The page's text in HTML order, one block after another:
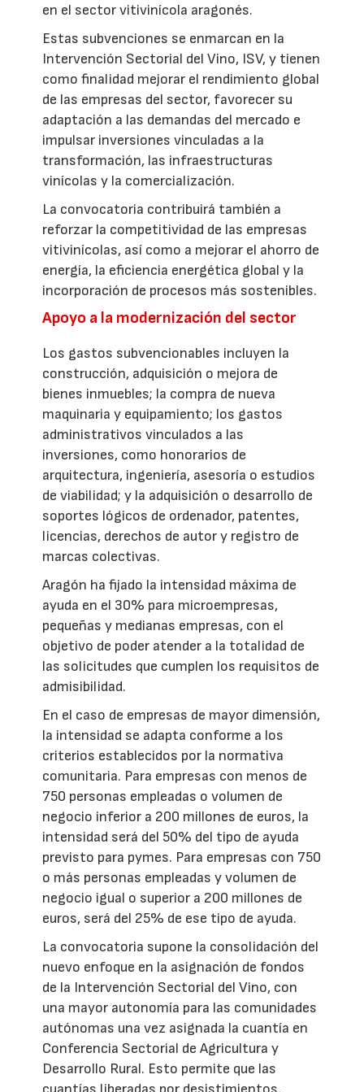
en el sector vitivinícola aragonés.
Estas subvenciones se enmarcan en la
Intervención Sectorial del Vino, ISV, y tienen
como finalidad mejorar el rendimiento global
de las empresas del sector, favorecer su
adaptación a las demandas del mercado e
impulsar inversiones vinculadas a la
transformación, las infraestructuras
vinícolas y la comercialización.
La convocatoria contribuirá también a
reforzar la competitividad de las empresas
vitivinícolas, así como a mejorar el ahorro de
energía, la eficiencia energética global y la
incorporación de procesos más sostenibles.
Apoyo a la modernización del sector
Los gastos subvencionables incluyen la
construcción, adquisición o mejora de
bienes inmuebles; la compra de nueva
maquinaria y equipamiento; los gastos
administrativos vinculados a las
inversiones, como honorarios de
arquitectura, ingeniería, asesoría o estudios
de viabilidad; y la adquisición o desarrollo de
soportes lógicos de ordenador, patentes,
licencias, derechos de autor y registro de
marcas colectivas.
Aragón ha fijado la intensidad máxima de
ayuda en el 30% para microempresas,
pequeñas y medianas empresas, con el
objetivo de poder atender a la totalidad de
las solicitudes que cumplen los requisitos de
admisibilidad.
En el caso de empresas de mayor dimensión,
la intensidad se adapta conforme a los
criterios establecidos por la normativa
comunitaria. Para empresas con menos de
750 personas empleadas o volumen de
negocio inferior a 200 millones de euros, la
intensidad será del 50% del tipo de ayuda
previsto para pymes. Para empresas con 750
o más personas empleadas y volumen de
negocio igual o superior a 200 millones de
euros, será del 25% de ese tipo de ayuda.
La convocatoria supone la consolidación del
nuevo enfoque en la asignación de fondos
de la Intervención Sectorial del Vino, con
una mayor autonomía para las comunidades
autónomas una vez asignada la cuantía en
Conferencia Sectorial de Agricultura y
Desarrollo Rural. Esto permite que las